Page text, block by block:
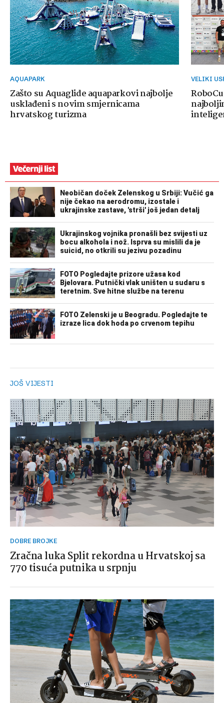
AQUAPARK
Zašto su Aquaglide aquaparkovi najbolje
usklađeni s novim smjernicama
hrvatskog turizma
VELIKI
JOŠ VIJESTI
DOBRE BROJKE
Zračna luka Split rekordna u Hrvatskoj sa
770 tisuća putnika u srpnju